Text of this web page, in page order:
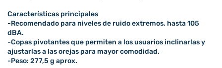
Características principales
-Recomendado para niveles de ruido extremos, hasta 105
dBA.
-Copas pivotantes que permiten a los usuarios inclinarlas y
ajustarlas a las orejas para mayor comodidad.
-Peso: 277,5 g aprox.